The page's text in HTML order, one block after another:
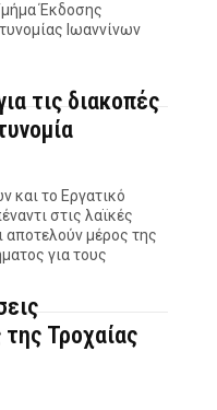
Έκδοσης
Ιωαννίνων
τις διακοπές
και το Εργατικό
στις λαϊκές
αποτελούν μέρος της
για τους
Τροχαίας